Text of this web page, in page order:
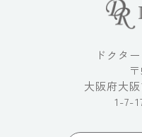
ドクタ
大阪府大
1-7-